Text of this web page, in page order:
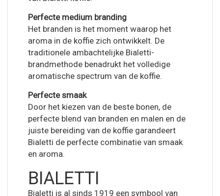
Perfecte medium branding
Het branden is het moment waarop het
aroma in de koffie zich ontwikkelt. De
traditionele ambachtelijke Bialetti-
brandmethode benadrukt het volledige
aromatische spectrum van de koffie.
Perfecte smaak
Door het kiezen van de beste bonen, de
perfecte blend van branden en malen en de
juiste bereiding van de koffie garandeert
Bialetti de perfecte combinatie van smaak
en aroma.
BIALETTI
Bialetti is al sinds 1919 een symbool van